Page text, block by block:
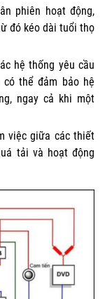
phiên hoạt động,
đó kéo dài tuổi thọ
hệ thống yêu cầu
thể đảm bảo hệ
ngay cả khi một
việc giữa các thiết
tải và hoạt động